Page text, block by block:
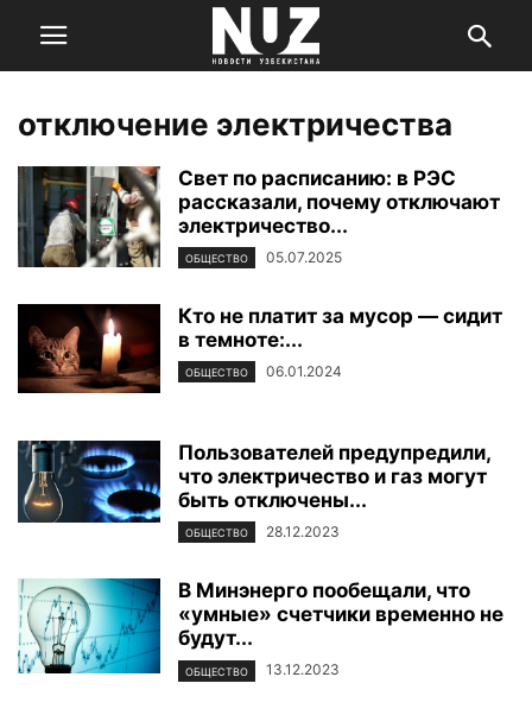
отключение электричества
Свет по расписанию: в РЭС
рассказали, почему отключают
электричество...
ОБЩЕСТВО 05.07.2025
Кто не платит за мусор — сидит
в темноте:...
ОБЩЕСТВО 06.01.2024
Пользователей предупредили,
что электричество и газ могут
быть отключены...
ОБЩЕСТВО 28.12.2023
В Минэнерго пообещали, что
«умные» счетчики временно не
будут...
ОБЩЕСТВО 13.12.2023